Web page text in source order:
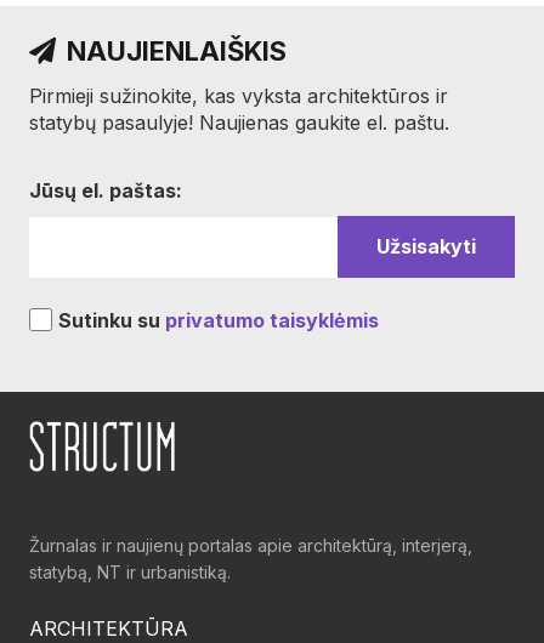
NAUJIENLAIŠKIS
Pirmieji sužinokite, kas vyksta architektūros ir
statybų pasaulyje! Naujienas gaukite el. paštu.
Jūsų el. paštas:
Sutinku su privatumo taisyklėmis
Žurnalas ir naujienų portalas apie architektūrą, interjerą,
statybą, NT ir urbanistiką.
ARCHITEKTŪRA